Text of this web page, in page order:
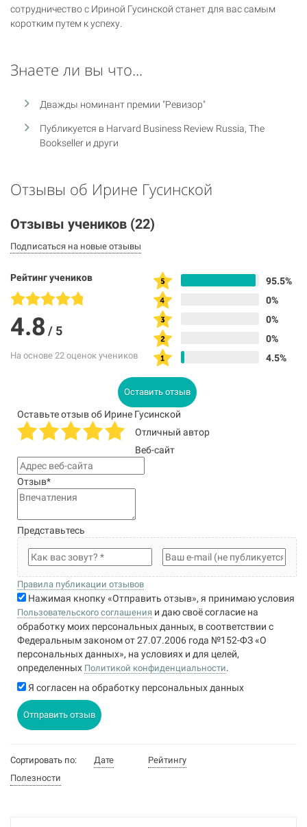
сотрудничество с Ириной Гусинской станет для вас самым
коротким путем к успеху.
Знаете ли вы что...
Дважды номинант премии "Ревизор"
Публикуется в Harvard Business Review Russia, The
Bookseller и други
Отзывы об Ирине Гусинской
Отзывы учеников (22)
Подписаться на новые отзывы
Рейтинг учеников
4.8 / 5
На основе 22 оценок учеников
95.5%
0%
0%
0%
4.5%
Оставить отзыв
Оставьте отзыв об Ирине Гусинской
Отличный автор
Веб-сайт
Отзыв*
Представьтесь
Правила публикации отзывов
Нажимая кнопку «Отправить отзыв», я принимаю условия
Пользовательского соглашения и даю своё согласие на
обработку моих персональных данных, в соответствии с
Федеральным законом от 27.07.2006 года №152-ФЗ «О
персональных данных», на условиях и для целей,
определенных Политикой конфиденциальности.
Я согласен на обработку персональных данных
Отправить отзыв
Сортировать по: Дате
Рейтингу
Полезности